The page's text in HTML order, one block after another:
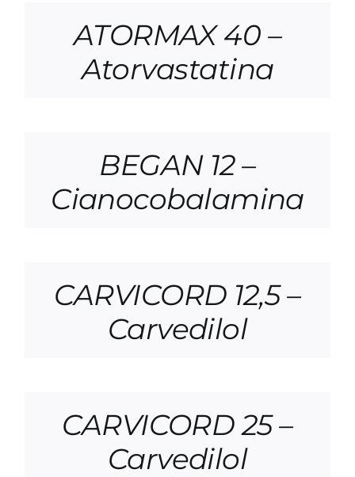
ATORMAX 40 –
Atorvastatina
BEGAN 12 –
Cianocobalamina
CARVICORD 12,5 –
Carvedilol
CARVICORD 25 –
Carvedilol